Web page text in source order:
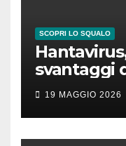
SCOPRI LO SQUALO
svantaggi
incubazione
19 MAGGIO 2026